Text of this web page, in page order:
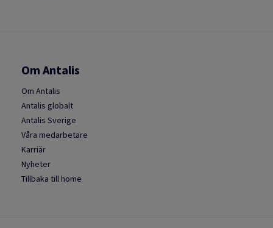
Om Antalis
Om Antalis
Antalis globalt
Antalis Sverige
Våra medarbetare
Karriär
Nyheter
Tillbaka till home